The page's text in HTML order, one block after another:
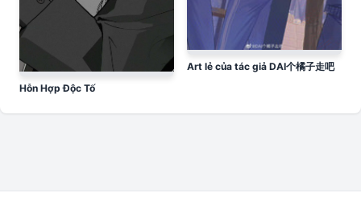
Hỗn Hợp Độc Tố
Art lẻ của tác giả DAI个橘子走吧